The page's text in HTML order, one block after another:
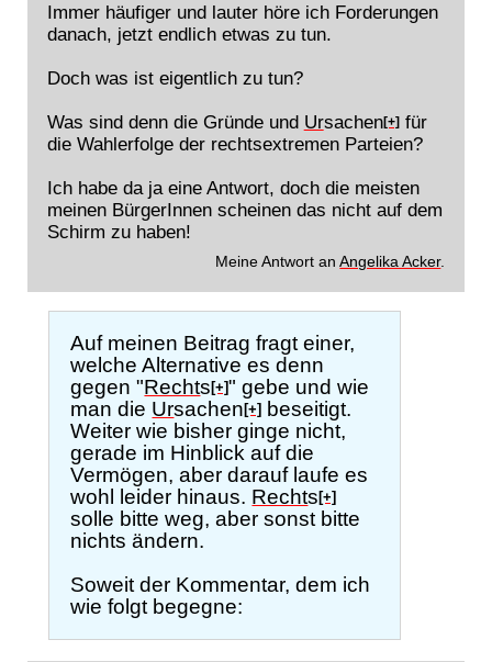
Immer häufiger und lauter höre ich Forderungen
danach, jetzt endlich etwas zu tun.
Doch was ist eigentlich zu tun?
Was sind denn die Gründe und Ursachen[+]für
die Wahlerfolge der rechtsextremen Parteien?
Ich habe da ja eine Antwort, doch die meisten
meinen BürgerInnen scheinen das nicht auf dem
Schirm zu haben!
Meine Antwort anAngelika Acker.
Auf meinen Beitrag fragt einer,
welche Alternative es denn
gegen "Rechts[+]" gebe und wie
man die Ursachen[+]
beseitigt.
Weiter wie bisher ginge nicht,
gerade im Hinblick auf die
Vermögen, aber darauf laufe es
wohl leider hinaus. Rechts[+]
solle bitte weg, aber sonst bitte
nichts ändern.
Soweit der Kommentar, dem ich
wie folgt begegne: